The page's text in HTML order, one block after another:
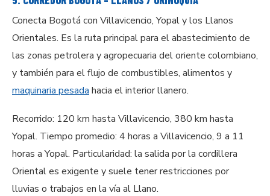
Conecta Bogotá con Villavicencio, Yopal y los Llanos
Orientales. Es la ruta principal para el abastecimiento de
las zonas petrolera y agropecuaria del oriente colombiano,
y también para el flujo de combustibles, alimentos y
maquinaria pesada hacia el interior llanero.
Recorrido: 120 km hasta Villavicencio, 380 km hasta
Yopal. Tiempo promedio: 4 horas a Villavicencio, 9 a 11
horas a Yopal. Particularidad: la salida por la cordillera
Oriental es exigente y suele tener restricciones por
lluvias o trabajos en la vía al Llano.